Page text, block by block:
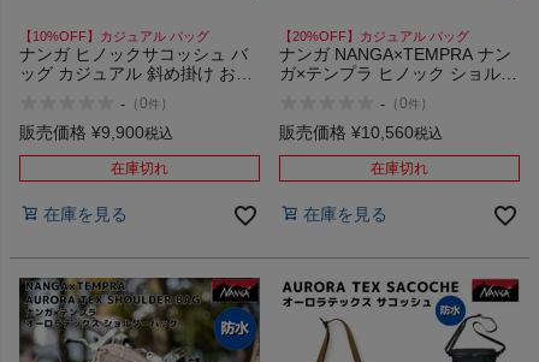
【10%OFF】カジュアル バッグ
ナンガ ヒノックサコッシュ バ
ッグ カジュアル 斜め掛け おし
プ 撥水 難焼 汚れにくい
NANGA HINOC SACOCHE
- （0件 ）
販売価格 ¥9,900税込
在庫切れ
在庫を見る
【20%OFF】カジュアル バッグ
ナンガ NANGA×TEMPRA ナン
ガ×テンプラ ヒノック ショルダ
転車 難焼素材 NANGA HINOC
SHOULDER BAG 2Way
- （0件 ）
販売価格 ¥10,560税込
在庫切れ
在庫を見る